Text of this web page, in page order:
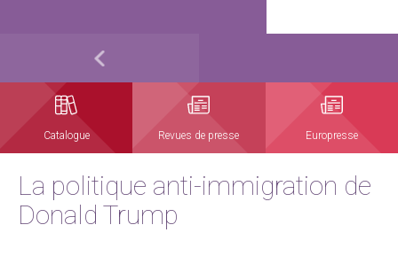
Catalogue Revues de presse Europresse
La politique anti-immigration de
Donald Trump